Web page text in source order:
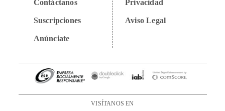
Contáctanos
Suscripciones
Anúnciate
Privacidad
Aviso Legal
VISÍTANOS EN